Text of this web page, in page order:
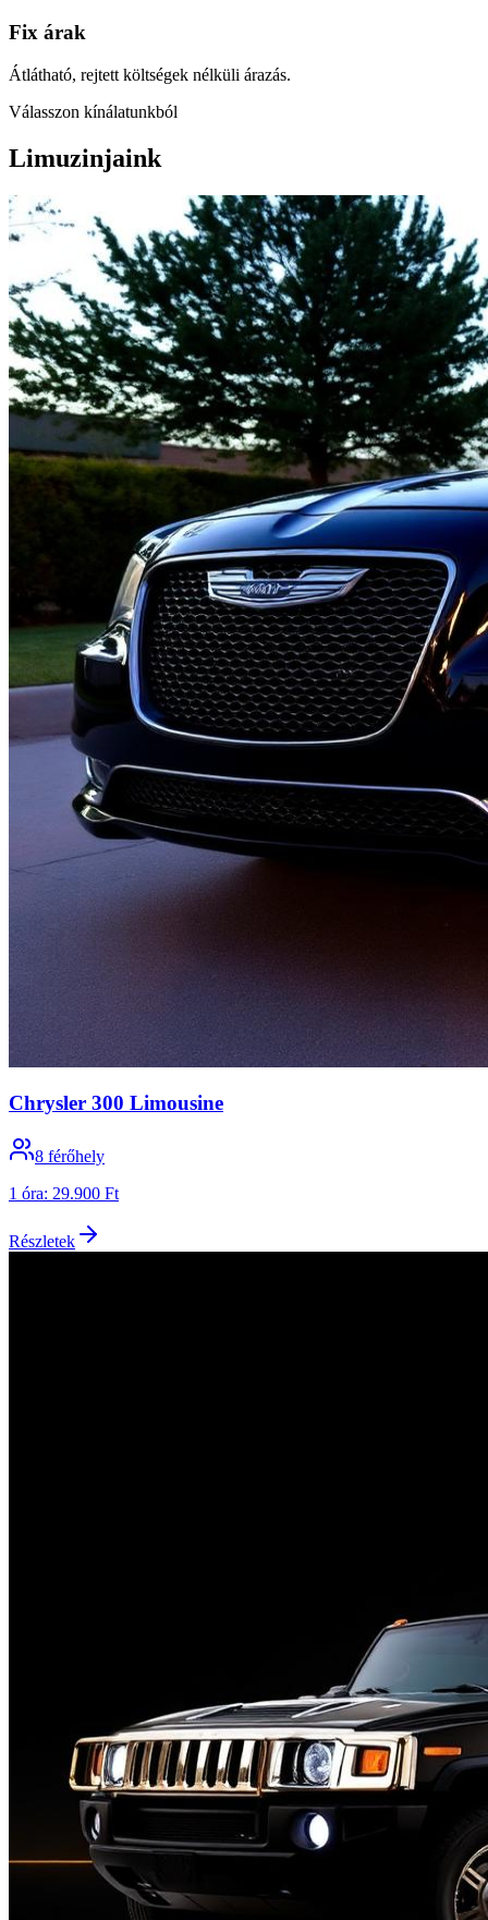
Fix árak
Átlátható, rejtett költségek nélküli árazás.
Válasszon kínálatunkból
Limuzinjaink
Chrysler 300 Limousine
8 férőhely
1 óra: 29.900 Ft
Részletek